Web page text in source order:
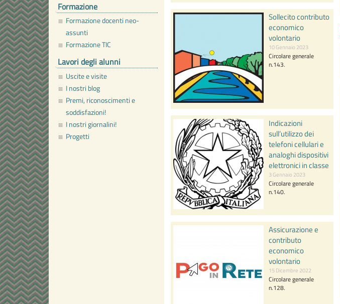
Formazione
Formazione docenti neo-
assunti
Formazione TIC
Lavori degli alunni
Uscite e visite
I nostri blog
Premi, riconoscimenti e
soddisfazioni!
I nostri giornalini!
Progetti
Sollecito contributo
economico
volontario
10 Gennaio 2023
Circolare generale
n.143.
Indicazioni
sull’utilizzo dei
telefoni cellulari e
analoghi dispositivi
elettronici in classe
3 Gennaio 2023
Circolare generale
n.140.
Assicurazione e
contributo
economico
volontario
15 Dicembre 2022
Circolare generale
n.128.